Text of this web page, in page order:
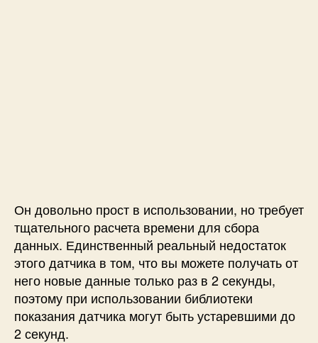
Он довольно прост в использовании, но требует
тщательного расчета времени для сбора
данных. Единственный реальный недостаток
этого датчика в том, что вы можете получать от
него новые данные только раз в 2 секунды,
поэтому при использовании библиотеки
показания датчика могут быть устаревшими до
2 секунд.